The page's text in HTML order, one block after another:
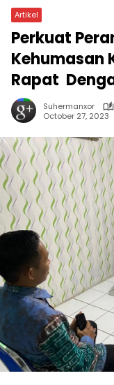
Artikel
Perkuat
Kehumasan
Rapat
Suhermanxor
October 27, 2023